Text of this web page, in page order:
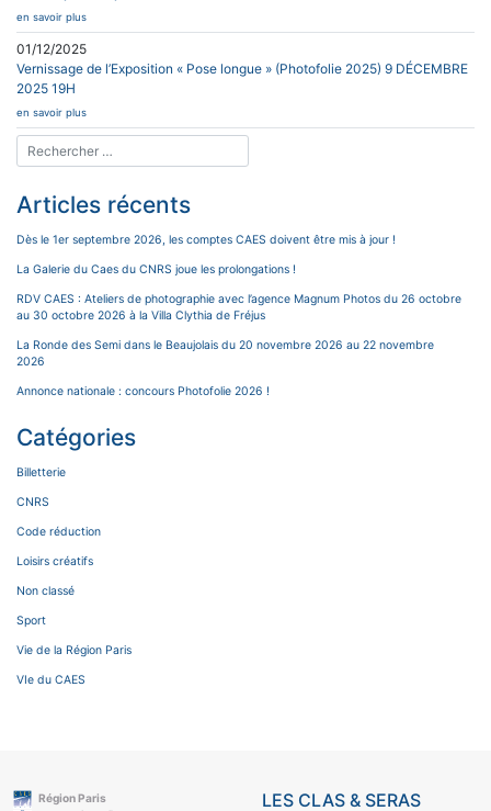
en savoir plus
01/12/2025
Vernissage de l’Exposition « Pose longue » (Photofolie 2025) 9 DÉCEMBRE
2025 19H
en savoir plus
Articles récents
Dès le 1er septembre 2026, les comptes CAES doivent être mis à jour !
La Galerie du Caes du CNRS joue les prolongations !
RDV CAES : Ateliers de photographie avec l’agence Magnum Photos du 26 octobre
au 30 octobre 2026 à la Villa Clythia de Fréjus
La Ronde des Semi dans le Beaujolais du 20 novembre 2026 au 22 novembre
2026
Annonce nationale : concours Photofolie 2026 !
Catégories
Billetterie
CNRS
Code réduction
Loisirs créatifs
Non classé
Sport
Vie de la Région Paris
VIe du CAES
Région Paris
LES CLAS & SERAS